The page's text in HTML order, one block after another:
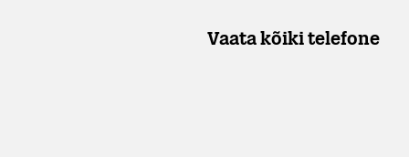
Vaata kõiki telefone